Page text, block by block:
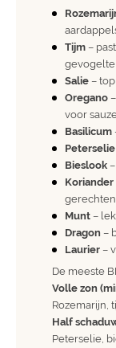
Tijm –
gevogelte
Salie –
Oregano
voor
Basilicum
Peterselie
Bieslook
Koriander
gerechten
Munt –
Dragon –
Laurier –
De meeste
Volle zon
Rozemarijn,
Half
Peterselie,